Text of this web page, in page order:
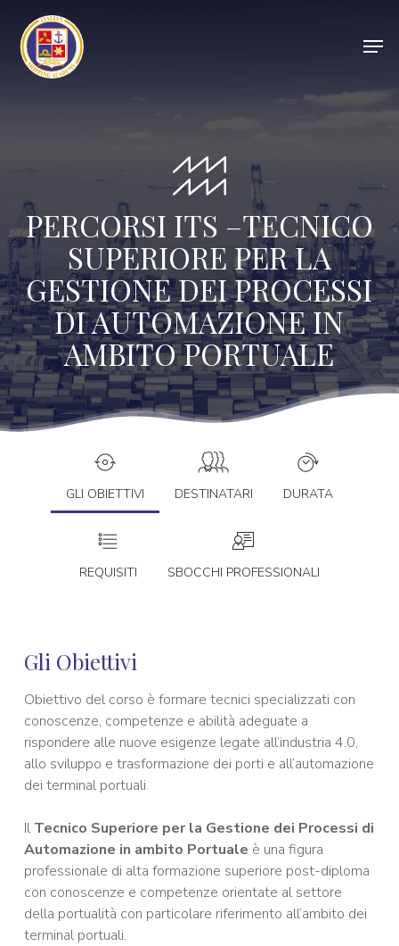
main
content
PERCORSI ITS –TECNICO
SUPERIORE PER LA
GESTIONE DEI PROCESSI
DI AUTOMAZIONE IN
AMBITO PORTUALE
GLI OBIETTIVI DESTINATARI DURATA
REQUISITI SBOCCHI PROFESSIONALI
Gli Obiettivi
Obiettivo del corso è formare tecnici specializzati con
conoscenze, competenze e abilità adeguate a
rispondere alle nuove esigenze legate all’industria 4.0,
allo sviluppo e trasformazione dei porti e all’automazione
dei terminal portuali.
Il Tecnico Superiore per la Gestione dei Processi di
Automazione in ambito Portuale è una figura
professionale di alta formazione superiore post-diploma
con conoscenze e competenze orientate al settore
della portualità con particolare riferimento all’ambito dei
terminal portuali.
Close